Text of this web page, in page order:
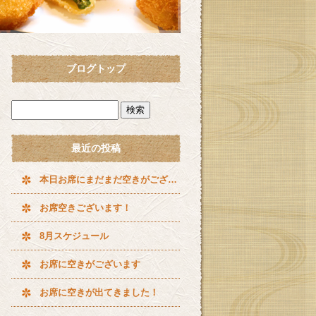
ブログトップ
最近の投稿
本日お席にまだまだ空きがございます^ ^
お席空きございます！
8月スケジュール
お席に空きがございます
お席に空きが出てきました！